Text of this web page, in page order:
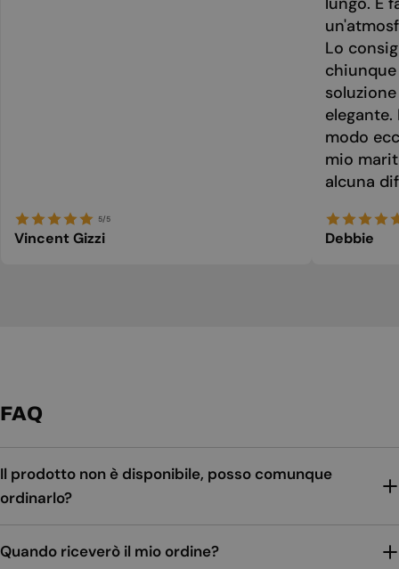
5/5
Vincent Gizzi
Lo
modo
mio
alcuna
Debbie
FAQ
Il prodotto non è disponibile, posso comunque
ordinarlo?
Quando riceverò il mio ordine?